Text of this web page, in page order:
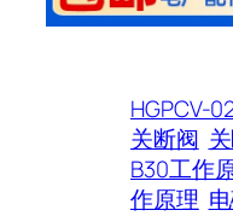
HGPCV-
关断阀
B30工作
作原理